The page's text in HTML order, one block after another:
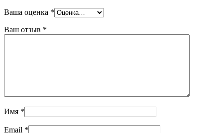
Ваша оценка *
Ваш отзыв *
Имя *
Email *